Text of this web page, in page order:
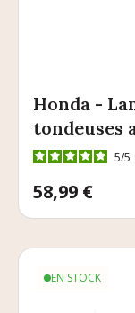
Honda -
tondeuses
5/5
Prix
58,99 €
EN STOCK